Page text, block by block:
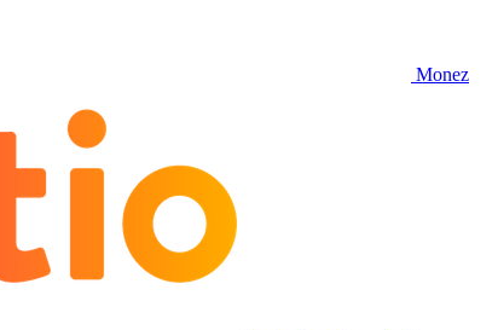
Monez